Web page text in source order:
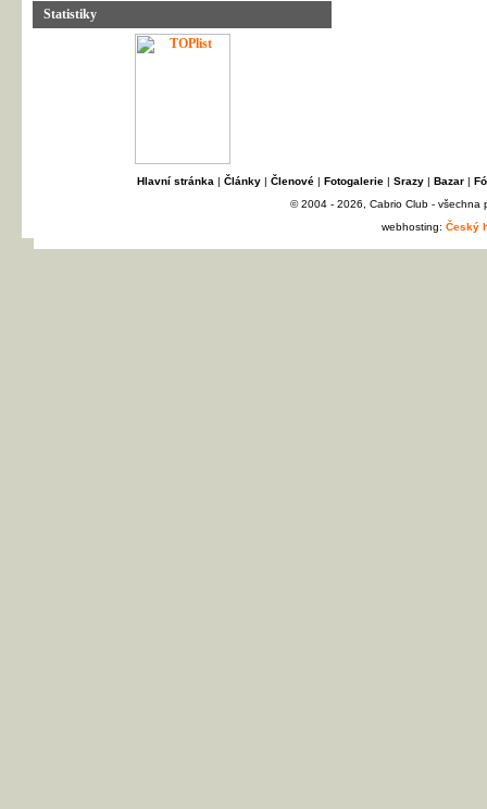
Statistiky
Hlavní stránka | Články| Členové| Fotogalerie| Srazy| Bazar|
© 2004 - 2026, Cabrio Club - všechna
webhosting: Český